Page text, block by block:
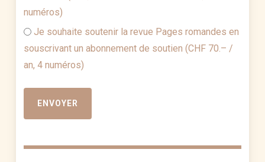
numéros)
Je souhaite soutenir la revue Pages romandes en
souscrivant un abonnement de soutien (CHF 70.– /
an, 4 numéros)
ENVOYER